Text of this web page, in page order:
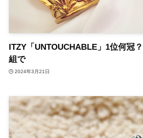
ITZY「UNTOUCHABLE」1位何冠
組で
2024年3月21日